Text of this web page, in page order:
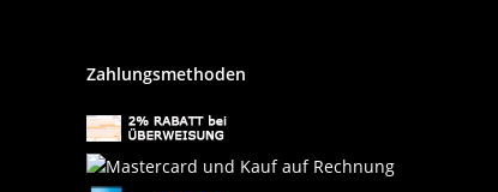
Zahlungsmethoden